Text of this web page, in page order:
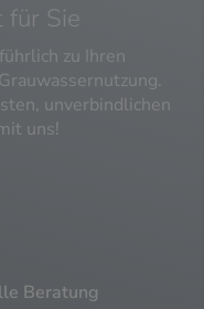
Sie
zu Ihren
unverbindlichen
uns!
Beratung